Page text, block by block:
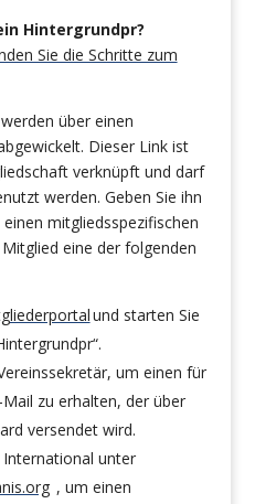
Hintergrundpr?
Sie die Schritte zum
über einen
Dieser Link ist
verknüpft und darf
werden. Geben Sie ihn
mitgliedsspezifischen
eine der folgenden
und starten Sie
um einen für
zu erhalten, der über
versendet wird.
unter
, um einen